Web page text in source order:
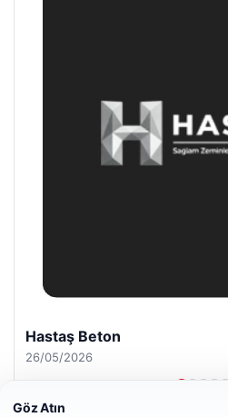
Enes Kaplan Avukatlık Bürosu
28/04/2026
Göz Atın